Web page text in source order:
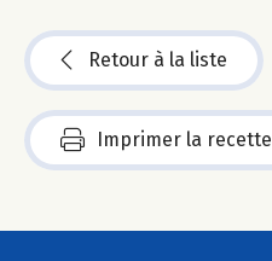
Retour à la liste
Imprimer la recette